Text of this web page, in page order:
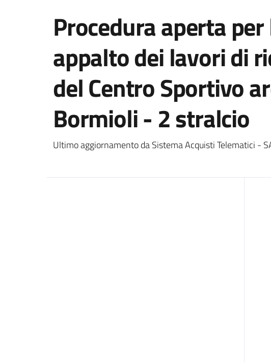
Procedura aperta
appalto dei lavori di
del Centro Sportivo
Bormioli - 2 stralcio
Ultimo aggiornamento da Sistema Acquisti Telematici -